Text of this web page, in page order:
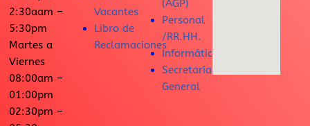
2:30aam –
5:30pm
Martes a
Viernes
08:00am –
01:00pm
02:30pm –
Vacantes
Libro de
Reclamaciones
(AGP)
Personal
/RR.HH.
Informática
Secretaría
General